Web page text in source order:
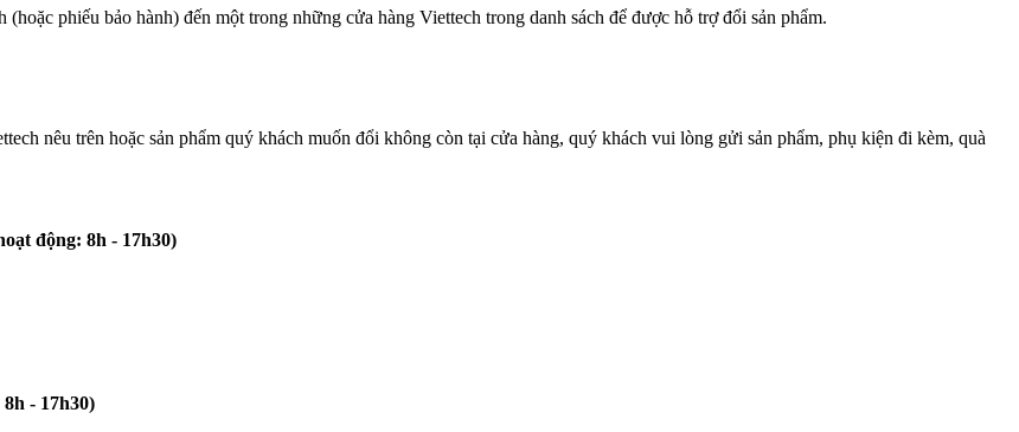
phiếu bảo hành) đến một trong những cửa hàng Viettech trong danh sách để được hỗ trợ đổi sản phẩm.
nêu trên hoặc sản phẩm quý khách muốn đổi không còn tại cửa hàng, quý khách vui lòng gửi sản phẩm, phụ kiện đi kèm, quà
động: 8h - 17h30)
- 17h30)